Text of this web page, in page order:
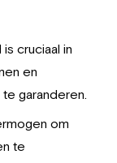
cruciaal in
en
garanderen.
om
te